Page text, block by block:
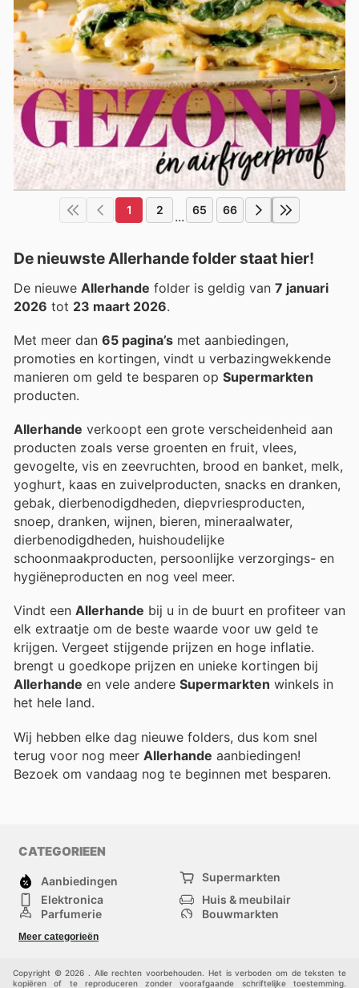
1 2 ... 65 66
De nieuwste Allerhande folder staat hier!
De nieuwe Allerhande folder is geldig van 7 januari
2026 tot 23 maart 2026.
Met meer dan 65 pagina’s met aanbiedingen,
promoties en kortingen, vindt u verbazingwekkende
manieren om geld te besparen op Supermarkten
producten.
Allerhande verkoopt een grote verscheidenheid aan
producten zoals verse groenten en fruit, vlees,
gevogelte, vis en zeevruchten, brood en banket, melk,
yoghurt, kaas en zuivelproducten, snacks en dranken,
gebak, dierbenodigdheden, diepvriesproducten,
snoep, dranken, wijnen, bieren, mineraalwater,
dierbenodigdheden, huishoudelijke
schoonmaakproducten, persoonlijke verzorgings- en
hygiëneproducten en nog veel meer.
Vindt een Allerhande bij u in de buurt en profiteer van
elk extraatje om de beste waarde voor uw geld te
krijgen. Vergeet stijgende prijzen en hoge inflatie.
brengt u goedkope prijzen en unieke kortingen bij
Allerhande en vele andere Supermarkten winkels in
het hele land.
Wij hebben elke dag nieuwe folders, dus kom snel
terug voor nog meer Allerhande aanbiedingen!
Bezoek om vandaag nog te beginnen met besparen.
CATEGORIEEN
Aanbiedingen
Supermarkten
Elektronica
Huis & meubilair
Parfumerie
Bouwmarkten
Kinderen
Meer categorieën
Copyright © 2026 . Alle rechten voorbehouden. Het is verboden om de teksten te
kopiëren of te reproduceren zonder voorafgaande schriftelijke toestemming.